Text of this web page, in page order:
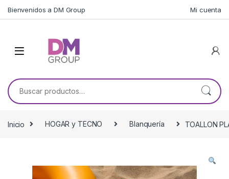
Bienvenidos a DM Group Mi cuenta
Buscar por:
Inicio HOGAR y TECNO Blanquería TOALLON